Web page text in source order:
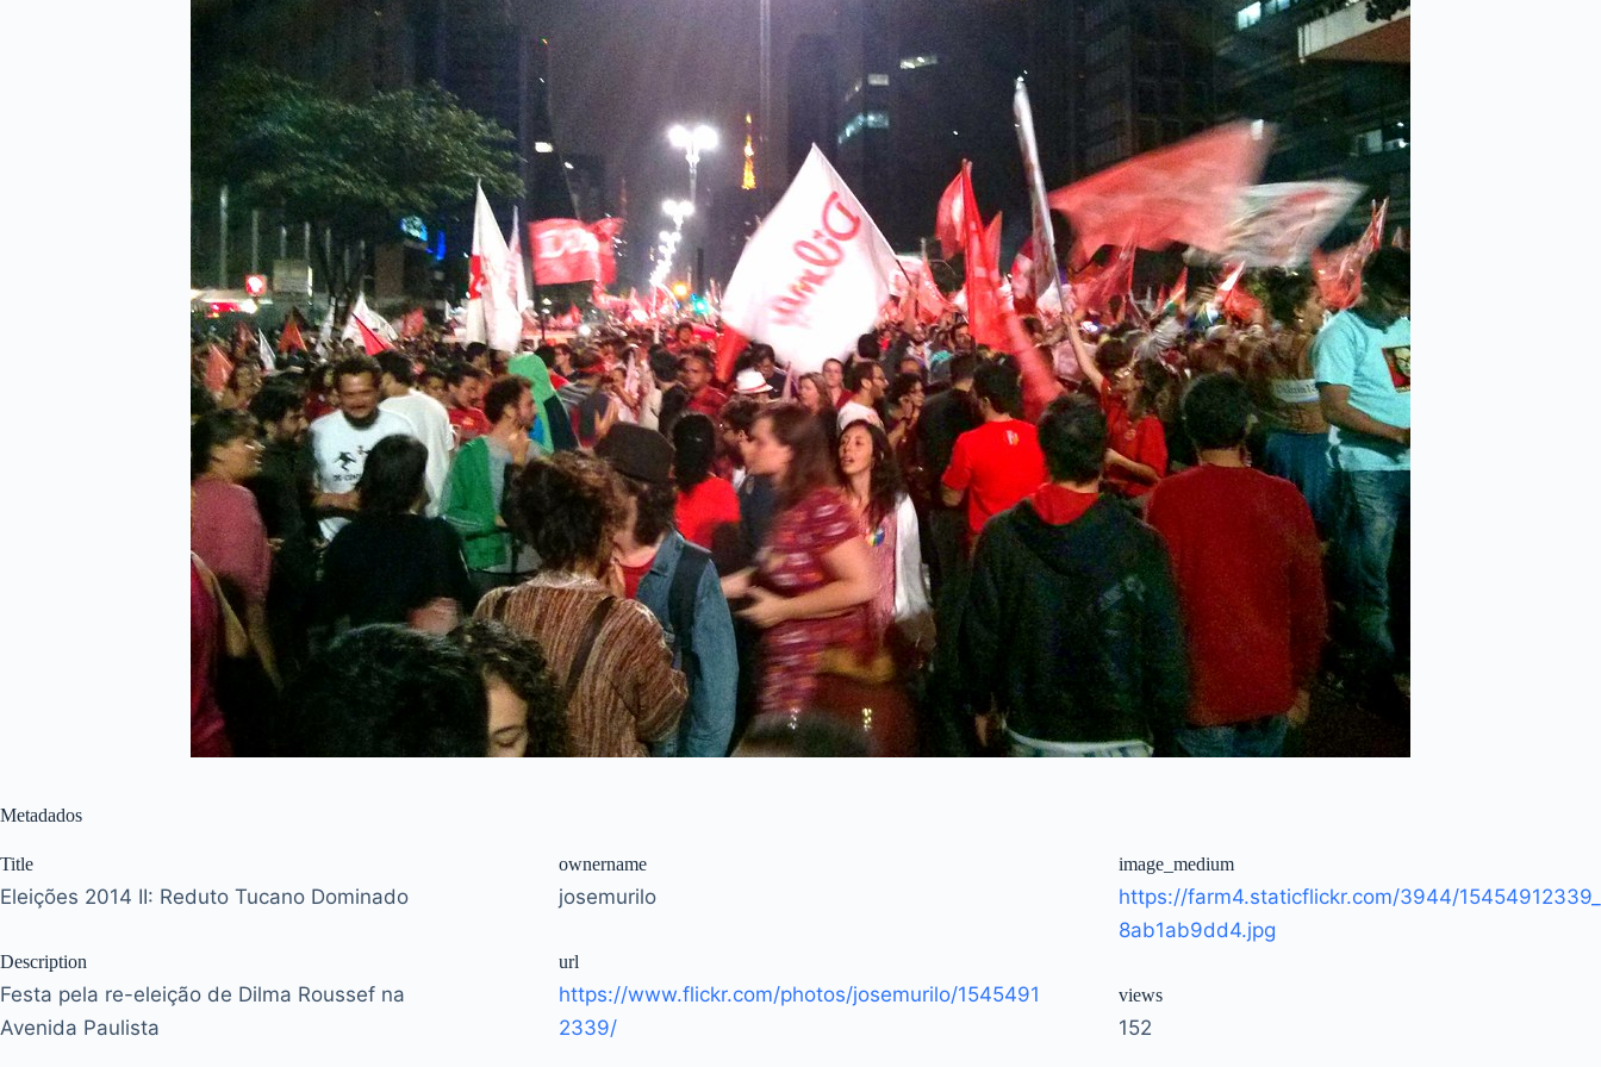
Metadados
Title
Eleições 2014 II: Reduto Tucano Dominado
Description
Festa pela re-eleição de Dilma Roussef na
Avenida Paulista
ownername
josemurilo
url
https://www.flickr.com/photos/josemurilo/1545491
2339/
image_medium
https://farm4.staticflickr.com/3944/15454912339_
8ab1ab9dd4.jpg
views
152